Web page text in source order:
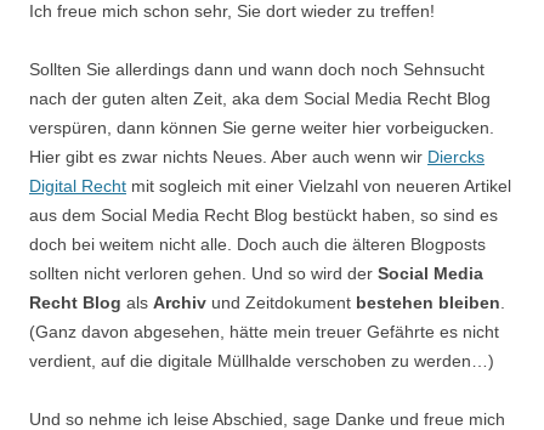
Ich freue mich schon sehr, Sie dort wieder zu treffen!
Sollten Sie allerdings dann und wann doch noch Sehnsucht
nach der guten alten Zeit, aka dem Social Media Recht Blog
verspüren, dann können Sie gerne weiter hier vorbeigucken.
Hier gibt es zwar nichts Neues. Aber auch wenn wir Diercks
Digital Recht mit sogleich mit einer Vielzahl von neueren Artikel
aus dem Social Media Recht Blog bestückt haben, so sind es
doch bei weitem nicht alle. Doch auch die älteren Blogposts
sollten nicht verloren gehen. Und so wird der Social Media
Recht Blog als Archiv und Zeitdokument bestehen bleiben
(Ganz davon abgesehen, hätte mein treuer Gefährte es nicht
verdient, auf die digitale Müllhalde verschoben zu werden…)
Und so nehme ich leise Abschied, sage Danke und freue mich